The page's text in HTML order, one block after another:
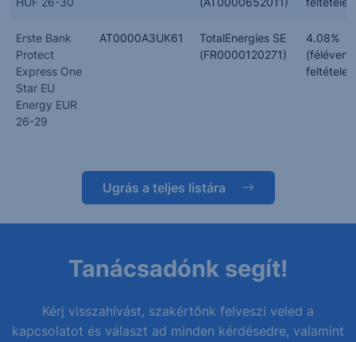
Erste Bank
Protect
Express One
Star EU
Energy EUR
26-29
AT0000A3UK61
TotalEnergies SE
(FR0000120271)
4.08%
Ugrás a teljes listára
Tanácsadónk segít!
Kérj visszahívást, szakértőnk felveszi veled a
kapcsolatot és választ ad minden kérdésedre, valamint